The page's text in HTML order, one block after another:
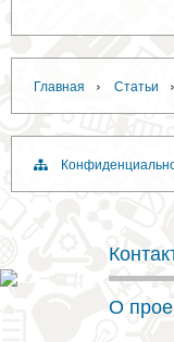
Главная › Статьи ›
О